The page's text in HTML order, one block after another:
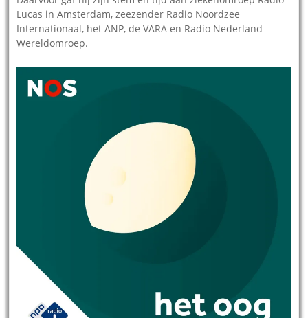
Lucas in Amsterdam, zeezender Radio Noordzee
Internationaal, het ANP, de VARA en Radio Nederland
Wereldomroep.